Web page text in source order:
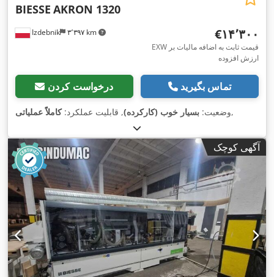
Izdebnik ۳٬۳۹۷ km
BIESSE AKRON 1320
‎€۱۴٬۳۰۰
EXW قیمت ثابت به اضافه مالیات بر
ارزش افزوده
درخواست کردن تماس بگیرید
وضعیت: بسیار خوب (کارکرده), قابلیت عملکرد:کاملاً عملیاتی ,
آگهی کوچک